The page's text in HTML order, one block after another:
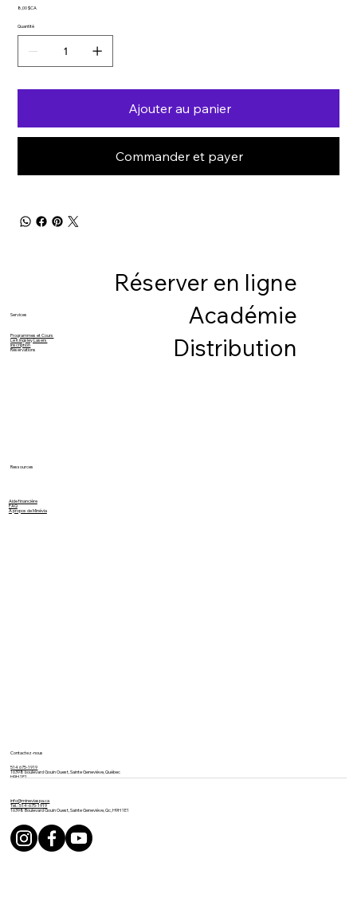
Prix
8,00 $CA
Quantité
Ajouter au panier
Commander et payer
Réserver en ligne
Académie
Distribution
Services
Programmes et Cours
Le Kingsley Lasers
Inscription
Réservations
Ressources
Aide financière
FAQ
À propos de Minévia
Contactez-nous
514 675-1919
16398 boulevard Gouin Ouest, Sainte Geneviève, Québec
H9H 1E1
info@mineviaspa.ca
Tél. : 514-675-1919
16398 Boulevard Gouin Ouest, Sainte Geneviève, Qc, H9H 1E1